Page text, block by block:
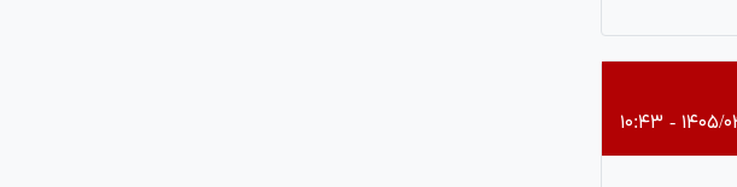
۱۳ - ۱۰:۴۳